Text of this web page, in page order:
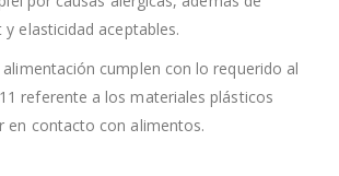
elasticidad aceptables.
cumplen con lo requerido al
referente a los materiales plásticos
en contacto con alimentos.